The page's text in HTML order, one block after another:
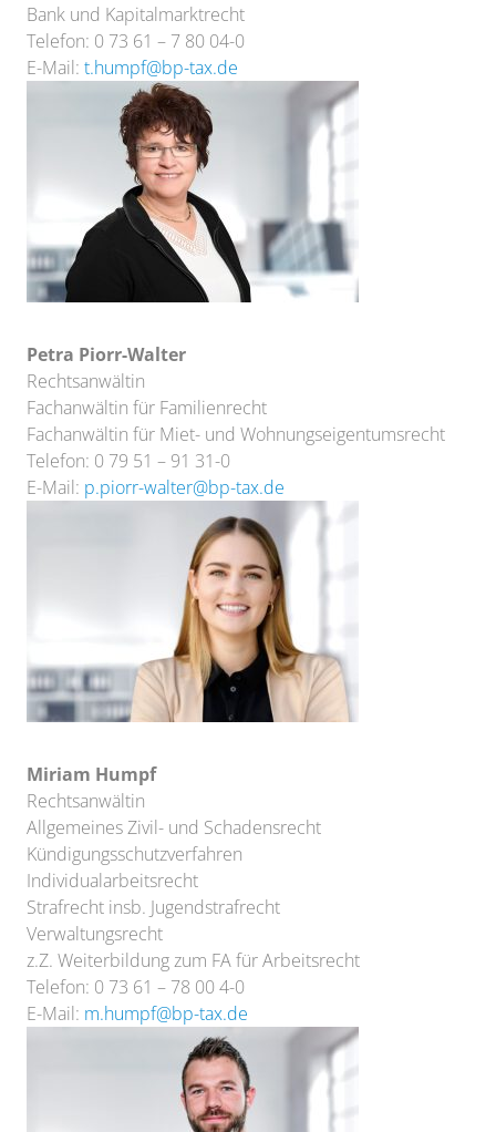
Bank und Kapitalmarktrecht
Telefon: 0 73 61 – 7 80 04-0
E-Mail: t.humpf@bp-tax.de
Petra Piorr-Walter
Rechtsanwältin
Fachanwältin für Familienrecht
Fachanwältin für Miet- und Wohnungseigentumsrecht
Telefon: 0 79 51 – 91 31-0
E-Mail: p.piorr-walter@bp-tax.de
Miriam Humpf
Rechtsanwältin
Allgemeines Zivil- und Schadensrecht
Kündigungsschutzverfahren
Individualarbeitsrecht
Strafrecht insb. Jugendstrafrecht
Verwaltungsrecht
z.Z. Weiterbildung zum FA für Arbeitsrecht
Telefon: 0 73 61 – 78 00 4-0
E-Mail: m.humpf@bp-tax.de